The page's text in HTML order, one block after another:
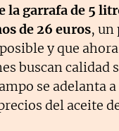
la garrafa de 5
de 26 euros, un
y que
buscan calidad
se adelanta
del aceite